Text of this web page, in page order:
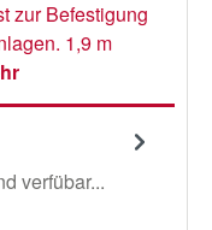
zur Befestigung
1,9 m
verfübar...